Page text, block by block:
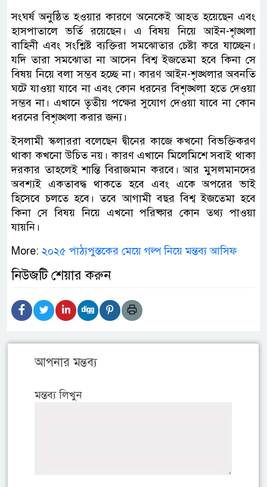
সংঘর্ষ অনুষ্ঠিত হওয়ার কারণে অনেকেই আহত হয়েছেন এবং
হাসপাতালে ভর্তি রয়েছেন। এ বিষয় নিয়ে আইন-শৃঙ্খলা
বাহিনী এবং সংশ্লিষ্ট ব্যক্তিরা সমঝোতার চেষ্টা করে যাচ্ছেন।
যদি তারা সমঝোতা না আসেন বিশ্ব ইজতেমা হবে কিনা সে
বিষয় নিয়ে বলা সম্ভব হচ্ছে না। কারণ আইন-শৃঙ্খলার অবনতি
ঘটে যাওয়া যাবে না এবং কোন ধরনের বিশৃঙ্খলা হতে দেওয়া
সম্ভব না। এখানে তৃতীয় পক্ষের সুযোগ দেওয়া যাবে না কোন
ধরনের বিশৃঙ্খলা করার জন্য।
ইসলামী স্কলাররা বলেছেন দ্বীনের কাজে কখনো বিভক্তিকরণ
থাকা কখনো উচিত নয়। কারণ এখানে মিলেমিশে সবাই থাকা
দরকার তাহলেই শান্তি বিরাজমান করবে। আর মুসলমানদের
অবশ্যই একতাবদ্ধ থাকতে হবে এবং একে অপরের ভাই
হিসেবে চলতে হবে। তবে আগামী বছর বিশ্ব ইজতেমা হবে
কিনা সে বিষয় নিয়ে এখনো পরিষ্কার কোন তথ্য পাওয়া
যায়নি।
More: ২০২৫ পাঠ্যপুস্তকের মেয়ে গল্প নিয়ে মন্তব্য আসিফ
নিউজটি শেয়ার করুন
আপনার মন্তব্য
মন্তব্য লিখুন